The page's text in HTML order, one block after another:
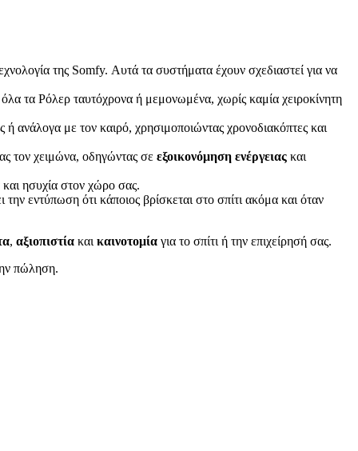
της Somfy. Αυτά τα συστήματα έχουν σχεδιαστεί για να
τα Ρόλερ ταυτόχρονα ή μεμονωμένα, χωρίς καμία χειροκίνητη
ανάλογα με τον καιρό, χρησιμοποιώντας χρονοδιακόπτες και
τον χειμώνα, οδηγώντας σε εξοικονόμηση ενέργειας και
και ησυχία στον χώρο σας.
εντύπωση ότι κάποιος βρίσκεται στο σπίτι ακόμα και όταν
, αξιοπιστία και καινοτομία για το σπίτι ή την επιχείρησή σας.
πώληση.